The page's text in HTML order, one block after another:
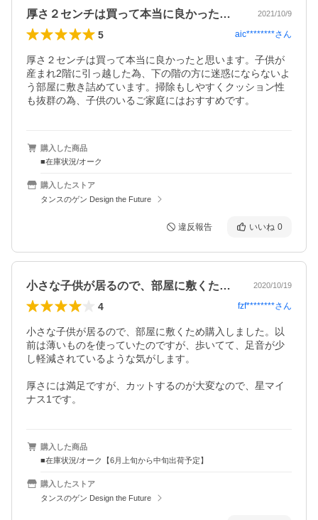
厚さ２センチは買って本当に良かったと思… 2021/10/9
5 aic********さん
厚さ２センチは買って本当に良かったと思います。子供が
産まれ2階に引っ越した為、下の階の方に迷惑にならないよ
う部屋に敷き詰めています。掃除もしやすくクッション性
も抜群の為、子供のいるご家庭にはおすすめです。
購入した商品
■在庫状況/オーク
購入したストア
タンスのゲン Design the Future
違反報告 いいね 0
小さな子供が居るので、部屋に敷くため購… 2020/10/19
4 fzf********さん
小さな子供が居るので、部屋に敷くため購入しました。以
前は薄いものを使っていたのですが、歩いてて、足音が少
し軽減されているような気がします。
厚さには満足ですが、カットするのが大変なので、星マイ
ナス1です。
購入した商品
■在庫状況/オーク【6月上旬から中旬出荷予定】
購入したストア
タンスのゲン Design the Future